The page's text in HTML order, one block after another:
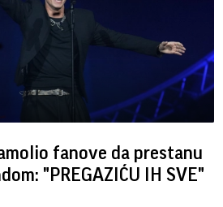
fanove da prestanu
"PREGAZIĆU IH SVE"